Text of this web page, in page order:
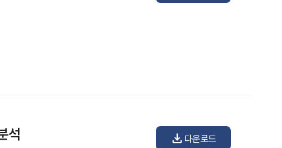
석 다운로드
download